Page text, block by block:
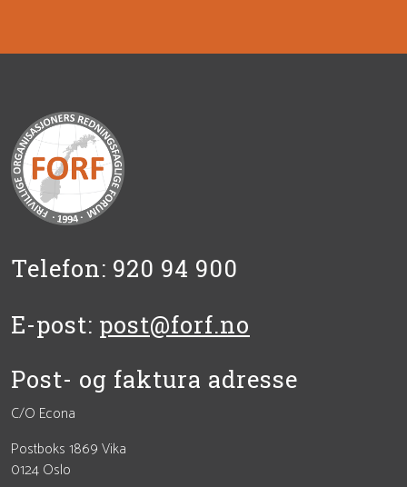
Telefon: 920 94 900
E-post: post@forf.no
Post- og faktura adresse
C/O Econa
Postboks 1869 Vika
0124 Oslo